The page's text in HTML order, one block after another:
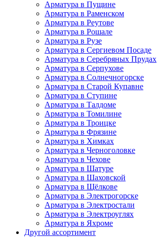
Арматура в Пущине
Арматура в Раменском
Арматура в Реутове
Арматура в Рошале
Арматура в Рузе
Арматура в Сергиевом Посаде
Арматура в Серебряных Прудах
Арматура в Серпухове
Арматура в Солнечногорске
Арматура в Старой Купавне
Арматура в Ступине
Арматура в Талдоме
Арматура в Томилине
Арматура в Троицке
Арматура в Фрязине
Арматура в Химках
Арматура в Черноголовке
Арматура в Чехове
Арматура в Шатуре
Арматура в Шаховской
Арматура в Щёлкове
Арматура в Электрогорске
Арматура в Электростали
Арматура в Электроуглях
Арматура в Яхроме
Другой ассортимент